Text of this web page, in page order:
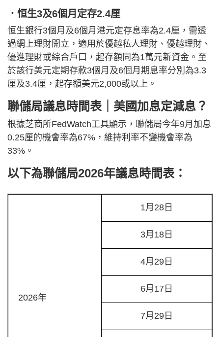
．恒生3及6個月定存2.4厘
恒生銀行3個月及6個月港元定存息率為2.4厘，需透
過網上理財開立，適用於優越私人理財、優越理財、
優進理財或綜合戶口，起存額同為1萬元新資金。至
於該行美元定期存款3個月及6個月期息率分別為3.3
厘及3.4厘，起存額美元2,000或以上。
聯儲局議息時間表｜美國加息定減息？
根據芝商所FedWatch工具顯示，聯儲局今年9月加息
0.25厘的機會率為67%，維持利率不變機會率為
33%。
以下為聯儲局2026年議息時間表：
2026年
1月28日
3月18日
4月29日
6月17日
7月29日